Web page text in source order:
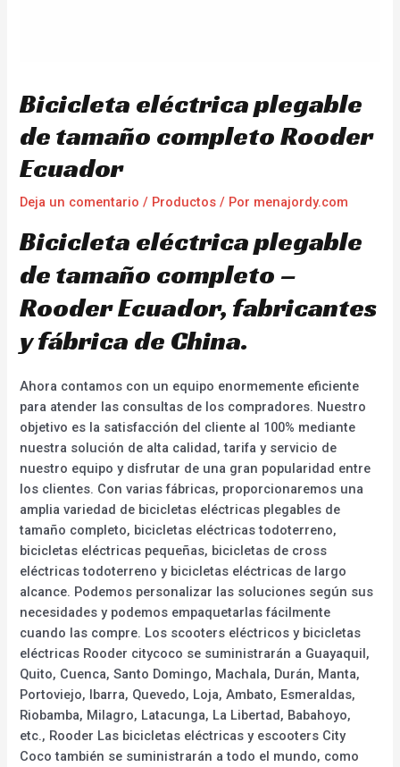
Bicicleta eléctrica plegable
de tamaño completo Rooder
Ecuador
Deja un comentario / Productos / Por menajordy.com
Bicicleta eléctrica plegable
de tamaño completo –
Rooder Ecuador, fabricantes
y fábrica de China.
Ahora contamos con un equipo enormemente eficiente
para atender las consultas de los compradores. Nuestro
objetivo es la satisfacción del cliente al 100% mediante
nuestra solución de alta calidad, tarifa y servicio de
nuestro equipo y disfrutar de una gran popularidad entre
los clientes. Con varias fábricas, proporcionaremos una
amplia variedad de bicicletas eléctricas plegables de
tamaño completo, bicicletas eléctricas todoterreno,
bicicletas eléctricas pequeñas, bicicletas de cross
eléctricas todoterreno y bicicletas eléctricas de largo
alcance. Podemos personalizar las soluciones según sus
necesidades y podemos empaquetarlas fácilmente
cuando las compre. Los scooters eléctricos y bicicletas
eléctricas Rooder citycoco se suministrarán a Guayaquil,
Quito, Cuenca, Santo Domingo, Machala, Durán, Manta,
Portoviejo, Ibarra, Quevedo, Loja, Ambato, Esmeraldas,
Riobamba, Milagro, Latacunga, La Libertad, Babahoyo,
etc., Rooder Las bicicletas eléctricas y escooters City
Coco también se suministrarán a todo el mundo, como